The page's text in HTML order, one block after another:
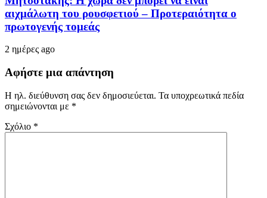
αιχμάλωτη του ρουσφετιού – Προτεραιότητα ο
πρωτογενής τομεάς
2 ημέρες ago
Αφήστε μια απάντηση
Η ηλ. διεύθυνση σας δεν δημοσιεύεται. Τα υποχρεωτικά πεδία
σημειώνονται με *
Σχόλιο *